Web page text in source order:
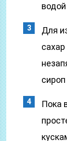
Для
Пока